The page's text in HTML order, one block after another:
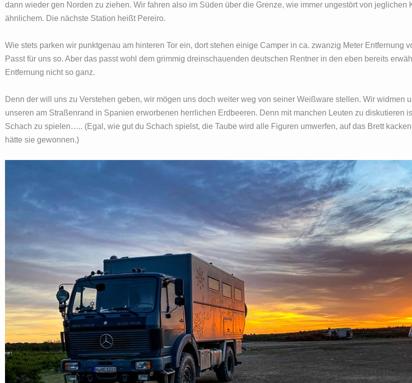
dann wieder gen Norden zu ziehen. Wir fahren also im Süden über die Grenze, wie immer ungestört von jeglichen
ähnlichem. Die nächste Station heißt Pereiro.
Wie stets parken wir punktgenau am hinteren Tor ein, dort stehen einige Camper in ca. zwanzig Meter Entfernung
Passt für uns so. Aber das passt wohl dem grimmig dreinschauenden deutschen Rentner in den eben bereits
Entfernung nicht so ganz.
Denn der will uns zu Verstehen geben, wir mögen uns doch weiter weg von seiner Weißware stellen. Wir widmen
unseren am Straßenrand in Spanien erworbenen herrlichen Erdbeeren. Denn mit manchen Leuten zu diskutieren
Schach zu spielen….. (Egal, wie gut du Schach spielst, die Taube wird alle Figuren umwerfen, auf das Brett
hätte sie gewonnen.)